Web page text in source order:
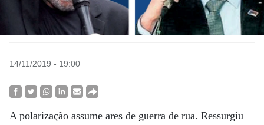
14/11/2019 - 19:00
A polarização assume ares de guerra de rua. Ressurgiu